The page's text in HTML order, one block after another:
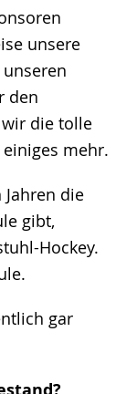
unsere
den
die tolle
mehr.
die
gibt,
Hockey.
gar